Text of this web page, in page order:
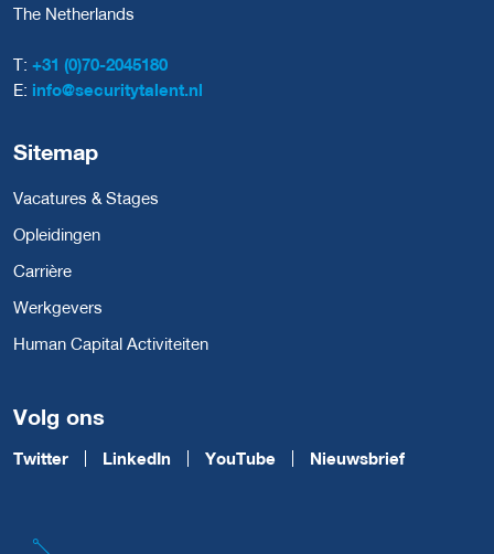
The Netherlands
T: +31 (0)70-2045180
E: info@securitytalent.nl
Sitemap
Vacatures & Stages
Opleidingen
Carrière
Werkgevers
Human Capital Activiteiten
Volg ons
Twitter LinkedIn YouTube Nieuwsbrief